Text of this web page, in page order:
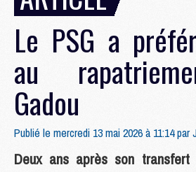
Le PSG a
au
Gadou
Publié le mercredi 13 mai 2026 à 11:14 par
Deux ans après son